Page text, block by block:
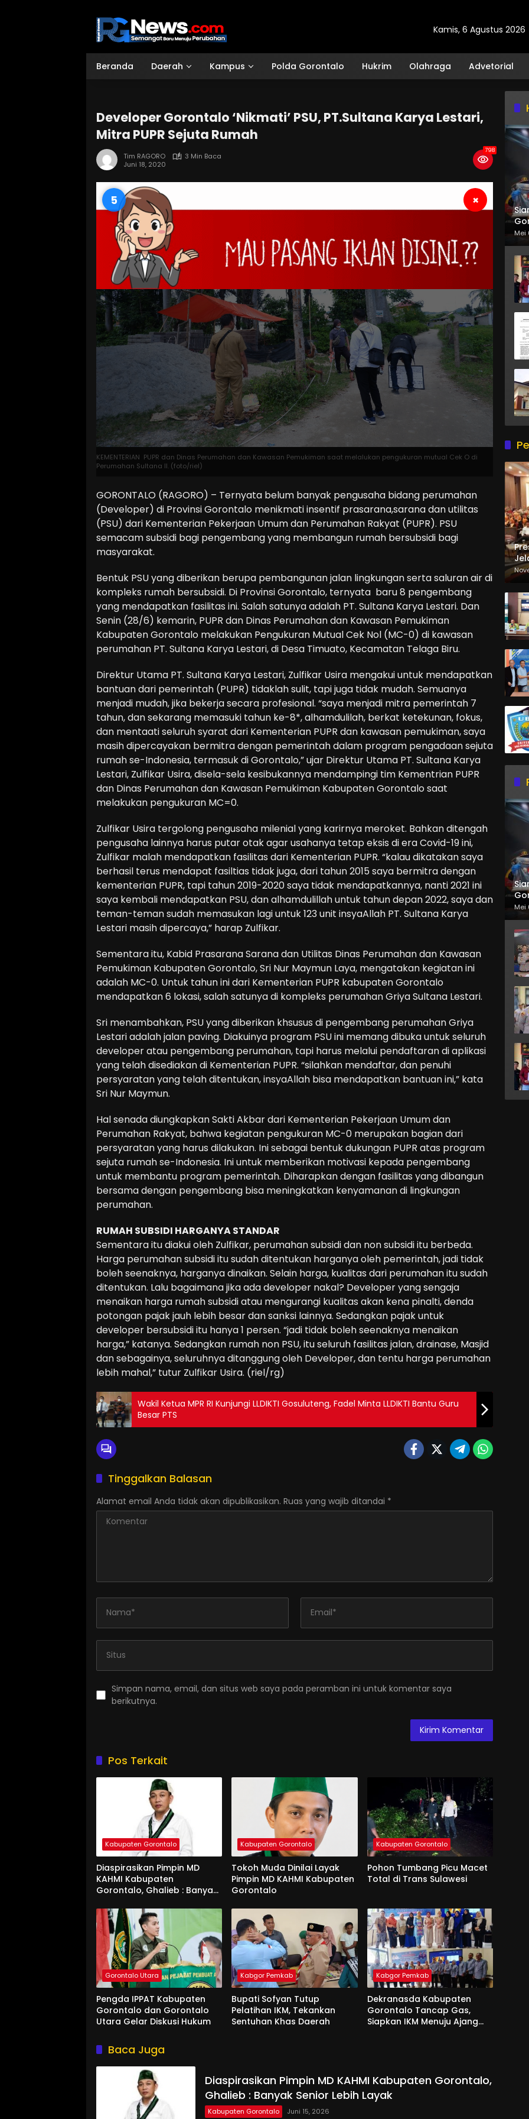
Kamis, 6 Agustus 2026
Beranda Daerah Kampus Polda Gorontalo Hukrim Olahraga Advetorial
Developer Gorontalo ‘Nikmati’ PSU, PT.Sultana Karya Lestari,
Mitra PUPR Sejuta Rumah
Tim RAGORO
3 Min Baca
Juni 18, 2020
798
4 ×
KEMENTERIAN PUPR dan Dinas Perumahan dan Kawasan Pemukiman saat melalukan pengukuran mutual Cek O di
Perumahan Sultana II. (foto/riel)
GORONTALO (RAGORO) – Ternyata belum banyak pengusaha bidang perumahan
(Developer) di Provinsi Gorontalo menikmati insentif prasarana,sarana dan utilitas
(PSU) dari Kementerian Pekerjaan Umum dan Perumahan Rakyat (PUPR). PSU
semacam subsidi bagi pengembang yang membangun rumah bersubsidi bagi
masyarakat.
Bentuk PSU yang diberikan berupa pembangunan jalan lingkungan serta saluran air di
kompleks rumah bersubsidi. Di Provinsi Gorontalo, ternyata baru 8 pengembang
yang mendapatkan fasilitas ini. Salah satunya adalah PT. Sultana Karya Lestari. Dan
Senin (28/6) kemarin, PUPR dan Dinas Perumahan dan Kawasan Pemukiman
Kabupaten Gorontalo melakukan Pengukuran Mutual Cek Nol (MC-0) di kawasan
perumahan PT. Sultana Karya Lestari, di Desa Timuato, Kecamatan Telaga Biru.
Direktur Utama PT. Sultana Karya Lestari, Zulfikar Usira mengakui untuk mendapatkan
bantuan dari pemerintah (PUPR) tidaklah sulit, tapi juga tidak mudah. Semuanya
menjadi mudah, jika bekerja secara profesional. “saya menjadi mitra pemerintah 7
tahun, dan sekarang memasuki tahun ke-8*, alhamdulilah, berkat ketekunan, fokus,
dan mentaati seluruh syarat dari Kementerian PUPR dan kawasan pemukiman, saya
masih dipercayakan bermitra dengan pemerintah dalam program pengadaan sejuta
rumah se-Indonesia, termasuk di Gorontalo,” ujar Direktur Utama PT. Sultana Karya
Lestari, Zulfikar Usira, disela-sela kesibukannya mendampingi tim Kementrian PUPR
dan Dinas Perumahan dan Kawasan Pemukiman Kabupaten Gorontalo saat
melakukan pengukuran MC=0.
Zulfikar Usira tergolong pengusaha milenial yang karirnya meroket. Bahkan ditengah
pengusaha lainnya harus putar otak agar usahanya tetap eksis di era Covid-19 ini,
Zulfikar malah mendapatkan fasilitas dari Kementerian PUPR. “kalau dikatakan saya
berhasil terus mendapat fasiltias tidak juga, dari tahun 2015 saya bermitra dengan
kementerian PUPR, tapi tahun 2019-2020 saya tidak mendapatkannya, nanti 2021 ini
saya kembali mendapatkan PSU, dan alhamdulillah untuk tahun depan 2022, saya dan
teman-teman sudah memasukan lagi untuk 123 unit insyaAllah PT. Sultana Karya
Lestari masih dipercaya,” harap Zulfikar.
Sementara itu, Kabid Prasarana Sarana dan Utilitas Dinas Perumahan dan Kawasan
Pemukiman Kabupaten Gorontalo, Sri Nur Maymun Laya, mengatakan kegiatan ini
adalah MC-0. Untuk tahun ini dari Kementerian PUPR kabupaten Gorontalo
mendapatkan 6 lokasi, salah satunya di kompleks perumahan Griya Sultana Lestari.
Sri menambahkan, PSU yang diberikan khsusus di pengembang perumahan Griya
Lestari adalah jalan paving. Diakuinya program PSU ini memang dibuka untuk seluruh
developer atau pengembang perumahan, tapi harus melalui pendaftaran di aplikasi
yang telah disediakan di Kementerian PUPR. “silahkan mendaftar, dan penuhi
persyaratan yang telah ditentukan, insyaAllah bisa mendapatkan bantuan ini,” kata
Sri Nur Maymun.
Hal senada diungkapkan Sakti Akbar dari Kementerian Pekerjaan Umum dan
Perumahan Rakyat, bahwa kegiatan pengukuran MC-0 merupakan bagian dari
persyaratan yang harus dilakukan. Ini sebagai bentuk dukungan PUPR atas program
sejuta rumah se-Indonesia. Ini untuk memberikan motivasi kepada pengembang
untuk membantu program pemerintah. Diharapkan dengan fasilitas yang dibangun
bersama dengan pengembang bisa meningkatkan kenyamanan di lingkungan
perumahan.
RUMAH SUBSIDI HARGANYA STANDAR
Sementara itu diakui oleh Zulfikar, perumahan subsidi dan non subsidi itu berbeda.
Harga perumahan subsidi itu sudah ditentukan harganya oleh pemerintah, jadi tidak
boleh seenaknya, harganya dinaikan. Selain harga, kualitas dari perumahan itu sudah
ditentukan. Lalu bagaimana jika ada developer nakal? Developer yang sengaja
menaikan harga rumah subsidi atau mengurangi kualitas akan kena pinalti, denda
potongan pajak jauh lebih besar dan sanksi lainnya. Sedangkan pajak untuk
developer bersubsidi itu hanya 1 persen. “jadi tidak boleh seenaknya menaikan
harga,” katanya. Sedangkan rumah non PSU, itu seluruh fasilitas jalan, drainase, Masjid
dan sebagainya, seluruhnya ditanggung oleh Developer, dan tentu harga perumahan
lebih mahal,” tutur Zulfikar Usira. (riel/rg)
Wakil Ketua MPR RI Kunjungi LLDIKTI Gosuluteng, Fadel Minta LLDIKTI Bantu Guru
Besar PTS
Tinggalkan Balasan
Alamat email Anda tidak akan dipublikasikan. Ruas yang wajib ditandai *
Simpan nama, email, dan situs web saya pada peramban ini untuk komentar saya
berikutnya.
Pos Terkait
Kabupaten Gorontalo
Diaspirasikan Pimpin MD
KAHMI Kabupaten
Gorontalo, Ghalieb : Banyak
Kabupaten Gorontalo
Tokoh Muda Dinilai Layak
Pimpin MD KAHMI Kabupaten
Gorontalo
Kabupaten Gorontalo
Pohon Tumbang Picu Macet
Total di Trans Sulawesi
Gorontalo Utara
Pengda IPPAT Kabupaten
Gorontalo dan Gorontalo
Utara Gelar Diskusi Hukum
Kabgor Pemkab
Bupati Sofyan Tutup
Pelatihan IKM, Tekankan
Sentuhan Khas Daerah
Kabgor Pemkab
Dekranasda Kabupaten
Gorontalo Tancap Gas,
Siapkan IKM Menuju Ajang
Baca Juga
Diaspirasikan Pimpin MD KAHMI Kabupaten Gorontalo,
Ghalieb : Banyak Senior Lebih Layak
Kabupaten Gorontalo Juni 15, 2026
Mei
Mei